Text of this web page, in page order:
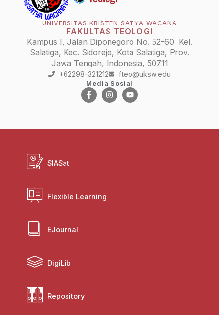
UNIVERSITAS KRISTEN SATYA WACANA
FAKULTAS TEOLOGI
Kampus I, Jalan Diponegoro No. 52-60, Kel.
Salatiga, Kec. Sidorejo, Kota Salatiga, Prov.
Jawa Tengah, Indonesia, 50711
+62298-321212 fteo@uksw.edu
Media Sosial
SIASat
Flexible Learning
EJournal
DigiLib
Repository